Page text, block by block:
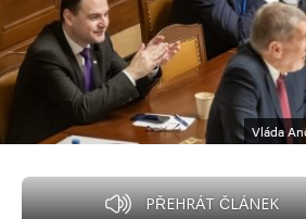
Vláda
PŘEHRÁT ČLÁNEK